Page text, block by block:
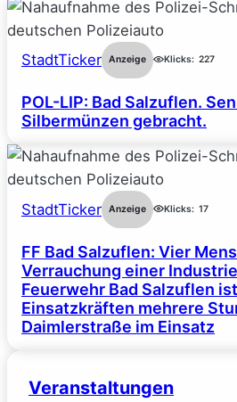
StadtTicker Anzeige Klicks: 227
POL-LIP: Bad Salzuflen.
Silbermünzen gebracht.
StadtTicker Anzeige Klicks: 17
FF Bad Salzuflen: Vier
Verrauchung einer
Feuerwehr Bad Salzuflen
Einsatzkräften mehrere
Daimlerstraße im Einsatz
Veranstaltungen